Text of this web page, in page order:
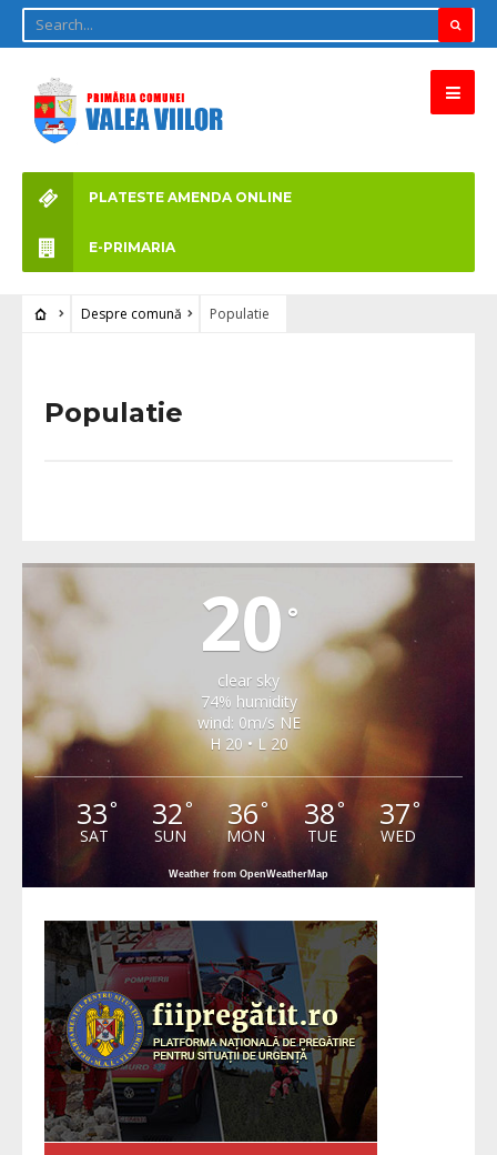
PLATESTE AMENDA ONLINE
E-PRIMARIA
Despre comună Populatie
Populatie
20 °
clear sky
74% humidity
wind: 0m/s NE
H 20 • L 20
33°
SAT
32°
SUN
36°
MON
38°
TUE
37°
WED
Weather from OpenWeatherMap